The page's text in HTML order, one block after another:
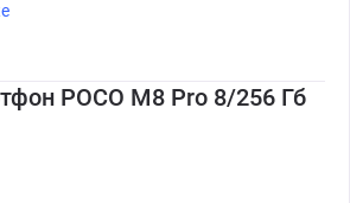
POCO M8 Pro 8/256 Гб